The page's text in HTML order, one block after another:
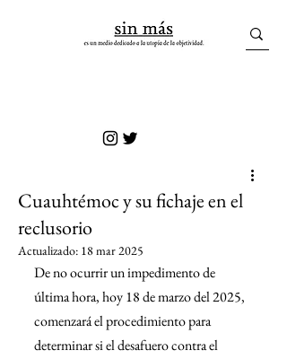
Cuauhtémoc y su fichaje en el
reclusorio
Actualizado: 18 mar 2025
De no ocurrir un impedimento de
última hora, hoy 18 de marzo del 2025,
comenzará el procedimiento para
determinar si el desafuero contra el